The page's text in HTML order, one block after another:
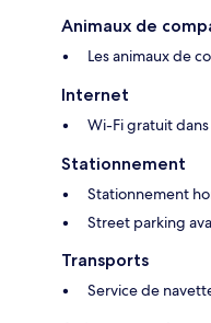
Animaux de
Les animaux de
Internet
Wi-Fi gratuit
Stationnement
Stationnement
Street parking
Transports
Service de